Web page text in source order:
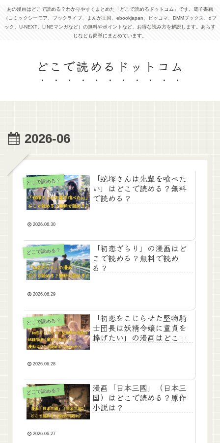
あの漫画はどこで読める？わかりやすくまとめた「どこで読めるドットコム」です。電子書籍
（コミックシーモア、ブックライブ、まんが王国、ebookjapan、ピッコマ、DMMブックス、dブ
ック、U-NEXT、LINEマンガなど）の無料やポイントなど、お得な読み方を解説します。あらす
じなども簡単にまとめています。
どこで読めるドットコム
2026-06
どこで読める？
「蛇塚さんは先輩を喰べた
い」はどこで読める？無料
で読める？
2026.06.30
どこで読める？
「初恋ざらり」の漫画はど
こで読める？無料で読め
る？
2026.06.29
どこで読める？
「初恋をこじらせた堅物騎
士団長は妖精令嬢に童貞を
捧げたい」の漫画はどこで
2026.06.28
どこで読める？
漫画「日本三國」（日本三
国）はどこで読める？原作
小説は？
2026.06.27